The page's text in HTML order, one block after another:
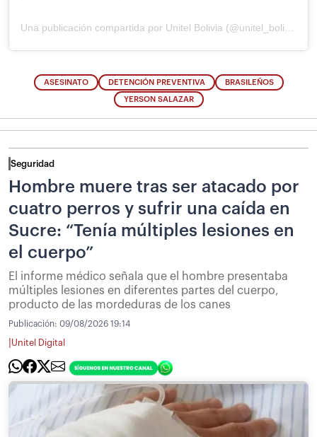
ASESINATO DETENCIÓN PREVENTIVA BRASILEÑOS
YERSON SALAZAR
Seguridad
Hombre muere tras ser atacado por
cuatro perros y sufrir una caída en
Sucre: “Tenía múltiples lesiones en
el cuerpo”
El informe médico señala que el hombre presentaba
múltiples lesiones en diferentes partes del cuerpo,
producto de las mordeduras de los canes
Publicación: 09/08/2026 19:14
Unitel Digital